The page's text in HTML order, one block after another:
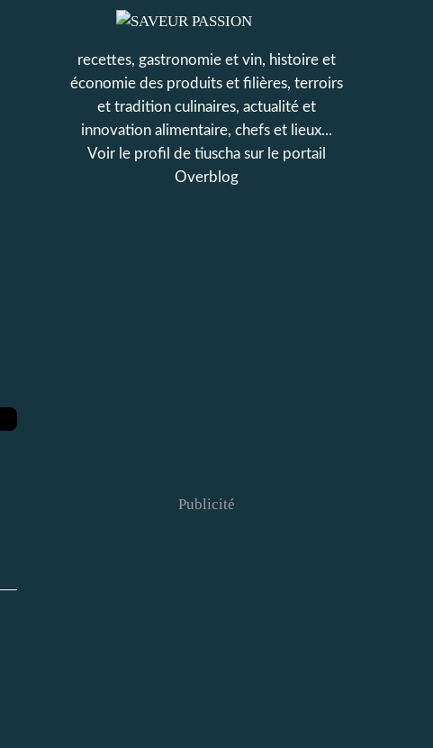
recettes, gastronomie et vin, histoire et
économie des produits et filières, terroirs
et tradition culinaires, actualité et
innovation alimentaire, chefs et lieux...
Voir le profil de tiuschasur le portail
Overblog
Publicité